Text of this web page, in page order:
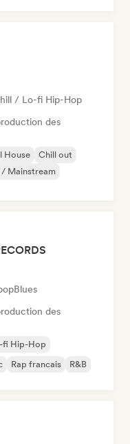
/ Lo-fi Hip-Hop
des
House
Chill out
Mainstream
Blues
des
fi Hip-Hop
Rap francais R&B